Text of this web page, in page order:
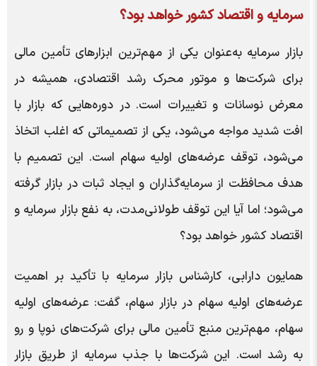
سرمایه و اقتصاد کشور خواهد بود؟
بازار سرمایه به‌عنوان یکی از مهم‌ترین ابزارهای تأمین مالی
برای شرکت‌ها و موتور محرک رشد اقتصادی، همیشه در
معرض نوسانات و تغییرات است. در دوره‌هایی که بازار با
افت شدید مواجه می‌شود، یکی از تصمیماتی که اغلب اتخاذ
می‌شود، توقف عرضه‌های اولیه سهام است. این تصمیم با
هدف محافظت از سرمایه‌گذاران و ایجاد ثبات در بازار گرفته
می‌شود؛ اما آیا این توقف طولانی‌مدت، به نفع بازار سرمایه و
اقتصاد کشور خواهد بود؟
همایون دارابی، کارشناس بازار سرمایه با تأکید بر اهمیت
عرضه‌های اولیه سهام در بازار سهام، گفت: عرضه‌های اولیه
سهام، مهم‌ترین منبع تأمین مالی برای شرکت‌های نوپا و رو
به رشد است. این شرکت‌ها با جذب سرمایه از طریق بازار